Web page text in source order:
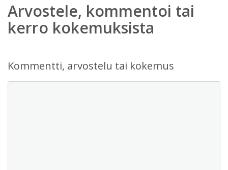
Arvostele, kommentoi tai
kerro kokemuksista
Kommentti, arvostelu tai kokemus